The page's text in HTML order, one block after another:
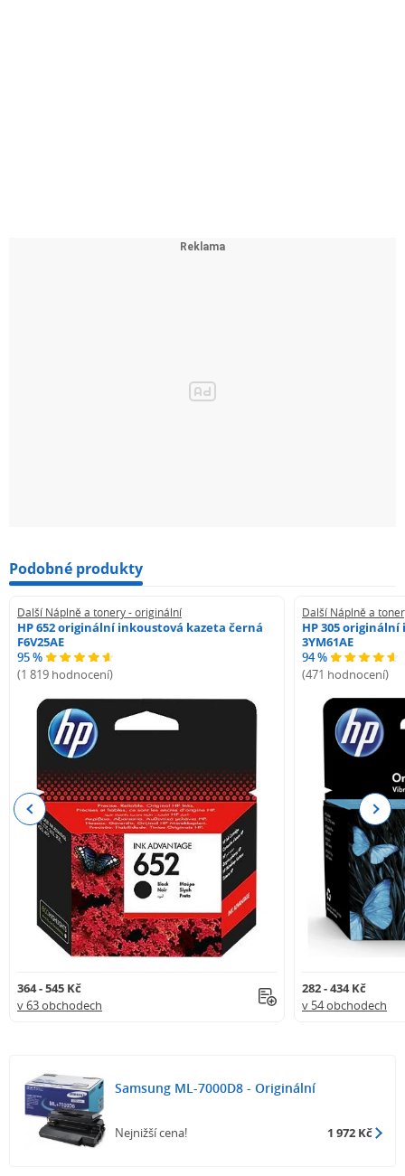
Podobné produkty
Další Náplně a tonery - originální
HP 652 originální inkoustová kazeta černá
F6V25AE
95 %
(1 819 hodnocení)
364 - 545 Kč
v 63 obchodech
Další Náplně a
HP 305
3YM61AE
94 %
(471 hodnocení)
282 - 434 Kč
v 54 obchodech
Previous Next
Samsung ML-7000D8 - Originální
Nejnižší cena! 1 972 Kč